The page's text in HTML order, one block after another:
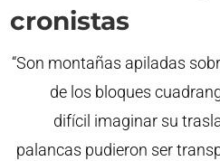
cronistas
“Son montañas apiladas
de los bloques
difícil imaginar su
palancas pudieron ser